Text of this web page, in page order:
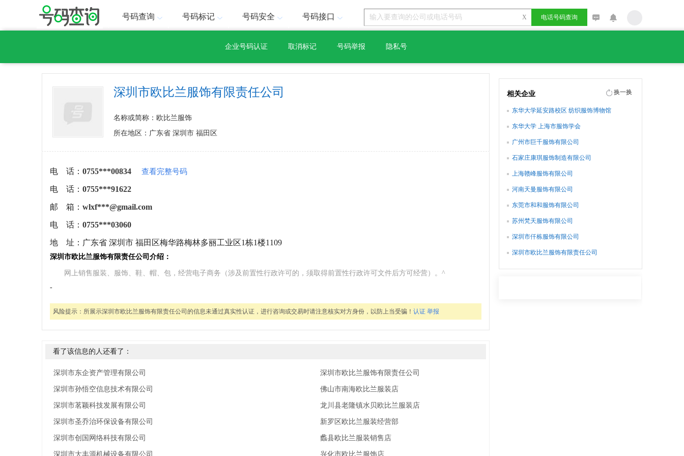
号码查询 号码标记 号码安全 号码接口 X 电话号码查询
企业号码认证 取消标记 号码举报 隐私号
深圳市欧比兰服饰有限责任公司
名称或简称：欧比兰服饰
所在地区：广东省 深圳市 福田区
电 话： 0755***00834 查看完整号码
电 话： 0755***91622
邮 箱： wlxf***@gmail.com
电 话： 0755***03060
地 址： 广东省 深圳市 福田区梅华路梅林多丽工业区1栋1楼1109
深圳市欧比兰服饰有限责任公司介绍：
网上销售服装、服饰、鞋、帽、包，经营电子商务（涉及前置性行政许可的，须取得前置性行政许可文件后方可经营）。^
-
风险提示： 所展示深圳市欧比兰服饰有限责任公司的信息未通过真实性认证，进行咨询或交易时请注意核实对方身份，以防上当受骗！ 认证 举报
看了该信息的人还看了：
深圳市东企资产管理有限公司
深圳市孙悟空信息技术有限公司
深圳市茗颖科技发展有限公司
深圳市圣乔治环保设备有限公司
深圳市创国网络科技有限公司
深圳市大丰源机械设备有限公司
深圳市欧比兰服饰有限责任公司
佛山市南海欧比兰服装店
龙川县老隆镇水贝欧比兰服装店
新罗区欧比兰服装经营部
蠡县欧比兰服装销售店
兴化市欧比兰服饰店
相关企业 换一换
东华大学延安路校区 纺织服饰博物馆
东华大学 上海市服饰学会
广州市巨千服饰有限公司
石家庄康琪服饰制造有限公司
上海赣峰服饰有限公司
河南天曼服饰有限公司
东莞市和和服饰有限公司
苏州梵天服饰有限公司
深圳市仟栋服饰有限公司
深圳市欧比兰服饰有限责任公司